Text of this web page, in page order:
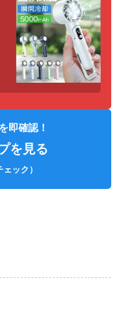
即確認！
を見る
ック）